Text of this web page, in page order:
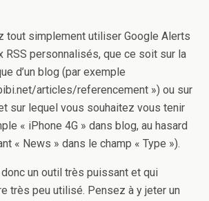
tout simplement utiliser Google Alerts
RSS personnalisés, que ce soit sur la
d’un blog (par exemple
articles/referencement ») ou sur
sur lequel vous souhaitez vous tenir
« iPhone 4G » dans blog, au hasard
« News » dans le champ « Type »).
un outil très puissant et qui
très peu utilisé. Pensez à y jeter un